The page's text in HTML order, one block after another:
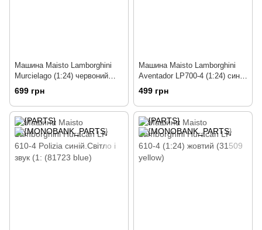
Машина Maisto Lamborghini
Murcielago (1:24) червоний
металік (31238 red)
699 грн
Машина Maisto Lamborghini
Aventador LP700-4 (1:24) синій
металік (31210 met. blue)
499 грн